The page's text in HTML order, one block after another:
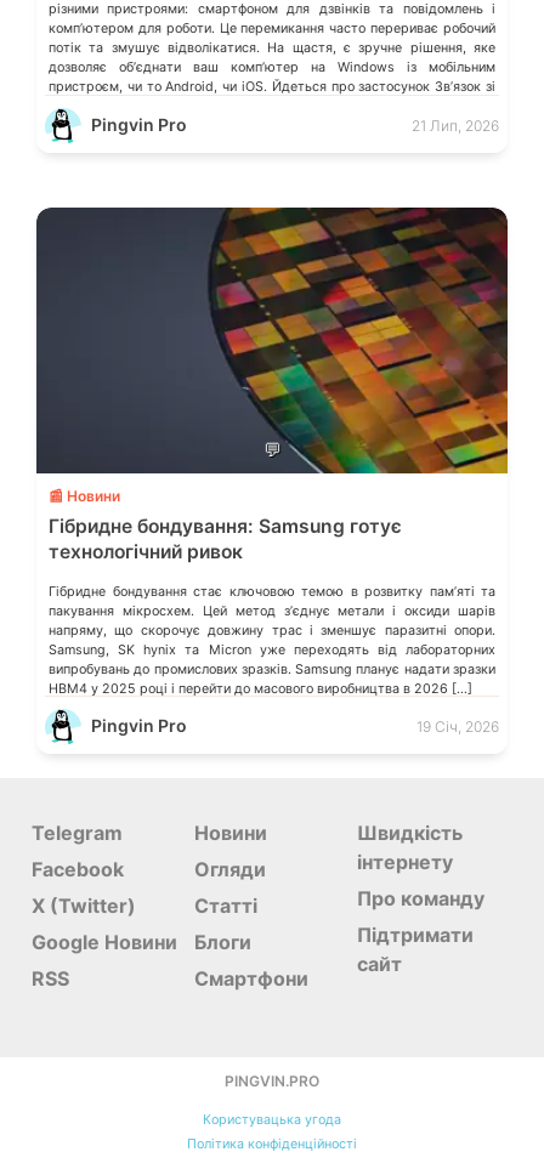
різними пристроями: смартфоном для дзвінків та повідомлень і
компʼютером для роботи. Це перемикання часто перериває робочий
потік та змушує відволікатися. На щастя, є зручне рішення, яке
дозволяє обʼєднати ваш компʼютер на Windows із мобільним
пристроєм, чи то Android, чи iOS. Йдеться про застосунок Звʼязок зі
смартфоном (Phone Link) від Microsoft, що перетворює ваш ПК на
своєрідний «міст» до функцій смартфона.
Pingvin Pro 21 Лип, 2026
💬
📰 Новини
Гібридне бондування: Samsung готує
технологічний ривок
Гібридне бондування стає ключовою темою в розвитку памʼяті та
пакування мікросхем. Цей метод зʼєднує метали і оксиди шарів
напряму, що скорочує довжину трас і зменшує паразитні опори.
Samsung, SK hynix та Micron уже переходять від лабораторних
випробувань до промислових зразків. Samsung планує надати зразки
HBM4 у 2025 році і перейти до масового виробництва в 2026 […]
Pingvin Pro 19 Січ, 2026
Telegram
Facebook
X (Twitter)
Google Новини
RSS
Новини
Огляди
Статті
Блоги
Смартфони
Швидкість
інтернету
Про команду
Підтримати
сайт
PINGVIN.PRO
Користувацька угода
Політика конфіденційності